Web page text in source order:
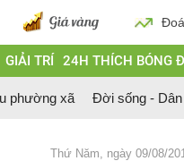
GIẢI TRÍ 24H THÍCH BÓNG
phường xã Đời sống -
Thứ Năm, ngày 09/08/